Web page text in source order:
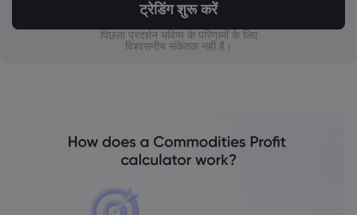
ट्रेडिंग शुरू करें
पिछला प्रदर्शन भविष्य के परिणामों के लिए
विश्वसनीय संकेतक नहीं है।